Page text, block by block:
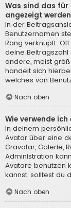
Was sind das für
angezeigt
In der
Benutzernamen
Rang verknüpft:
deine Beitragszahl
andere, meist
handelt sich
welches von
Nach oben
Wie verwende
In deinem
Avatar über eine
Gravatar, Galerie,
Administration
Avatare benutzen
kannst, solltest du
Nach oben